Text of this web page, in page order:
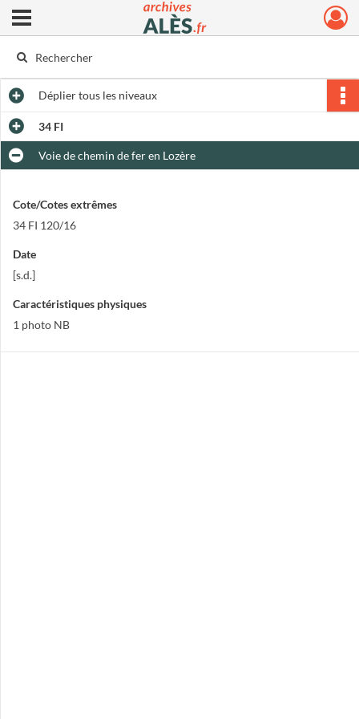
Archives municipales d'Alès
Ouvrir le menu déroulant
Dépliertous les niveaux
34 FI
Voie de chemin de fer en Lozère
Cote/Cotes extrêmes
34 FI 120/16
Date
[s.d.]
Caractéristiques physiques
1 photo NB